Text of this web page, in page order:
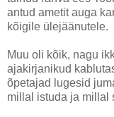
antud ametit auga
kõigile ülejäänutele.
Muu oli kõik, nagu
ajakirjanikud
õpetajad lugesid
millal istuda ja millal